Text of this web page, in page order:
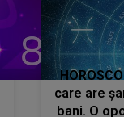
care are
bani. O